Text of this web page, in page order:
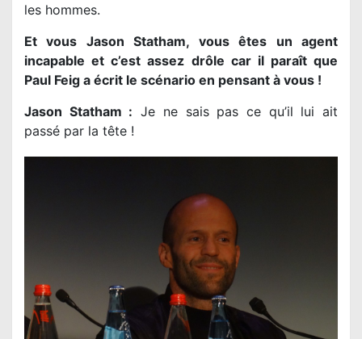
les hommes.
Et vous Jason Statham, vous êtes un agent
incapable et c’est assez drôle car il paraît que
Paul Feig a écrit le scénario en pensant à vous !
Jason Statham : Je ne sais pas ce qu’il lui ait
passé par la tête !